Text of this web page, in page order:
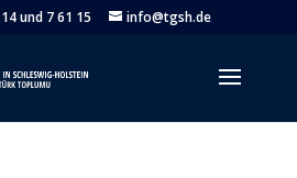
und 7 61 15 info@tgsh.de